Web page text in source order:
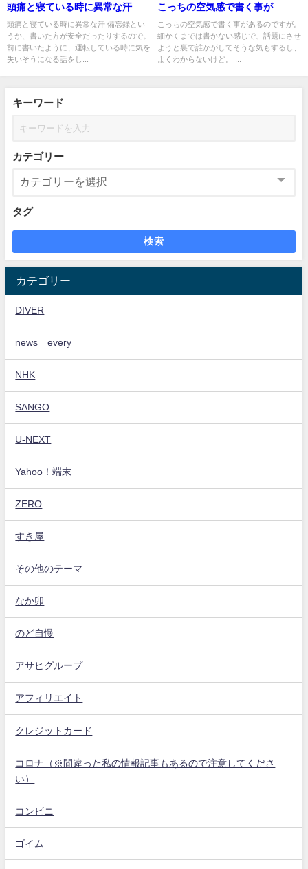
頭痛と寝ている時に異常な汗
頭痛と寝ている時に異常な汗 備忘録とい
うか、書いた方が安全だったりするので。
前に書いたように、運転している時に気を
失いそうになる話をし...
こっちの空気感で書く事が
こっちの空気感で書く事があるのですが。
細かくまでは書かない感じで、話題にさせ
ようと裏で誰かがしてそうな気もするし、
よくわからないけど。 ...
キーワード
カテゴリー
タグ
検索
カテゴリー
DIVER
news every
NHK
SANGO
U-NEXT
Yahoo！端末
ZERO
すき屋
その他のテーマ
なか卯
のど自慢
アサヒグループ
アフィリエイト
クレジットカード
コロナ（※間違った私の情報記事もあるので注意してくださ
い）
コンビニ
ゴイム